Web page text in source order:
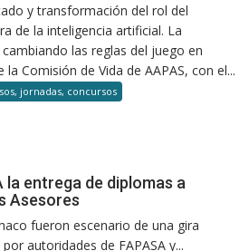
y transformación del rol del
de la inteligencia artificial. La
las reglas del juego en
Comisión de Vida de AAPAS, con el...
jornadas, concursos
la entrega de diplomas a
Asesores
fueron escenario de una gira
autoridades de FAPASA y...